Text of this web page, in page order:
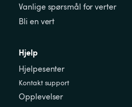
Vanlige spørsmål for verter
Bli en vert
Hjelp
Hjelpesenter
Kontakt support
Opplevelser